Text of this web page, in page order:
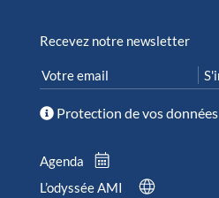
Recevez notre newsletter
Protection de vos données
Agenda
L’odyssée AMI